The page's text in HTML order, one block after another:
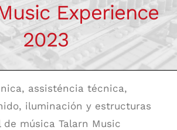
Experience
2023
assisténcia técnica,
iluminación y estructuras
de música Talarn Music